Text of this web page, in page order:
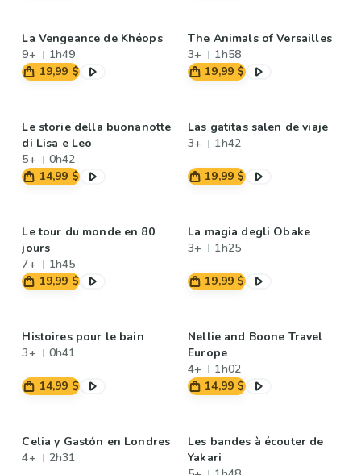
La Vengeance de Khéops
9+
1h49
19,99 $
The Animals of Versailles
3+
1h58
19,99 $
Le storie della buonanotte
di Lisa e Leo
5+
0h42
14,99 $
Las gatitas salen de viaje
3+
1h42
19,99 $
Le tour du monde en 80
jours
7+
1h45
19,99 $
La magia degli Obake
3+
1h25
19,99 $
Histoires pour le bain
3+
0h41
14,99 $
Nellie and Boone Travel
Europe
4+
1h02
14,99 $
Celia y Gastón en Londres
4+
2h31
Les bandes à écouter de
Yakari